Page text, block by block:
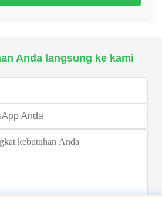
Anda langsung ke kami